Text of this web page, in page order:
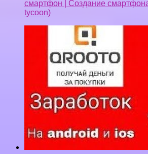
Очень простой заработок на